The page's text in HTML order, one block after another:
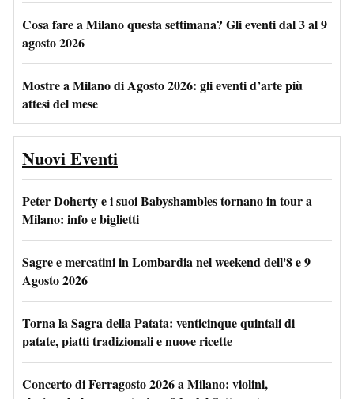
Cosa fare a Milano questa settimana? Gli eventi dal 3 al 9
agosto 2026
Mostre a Milano di Agosto 2026: gli eventi d’arte più
attesi del mese
Nuovi Eventi
Peter Doherty e i suoi Babyshambles tornano in tour a
Milano: info e biglietti
Sagre e mercatini in Lombardia nel weekend dell'8 e 9
Agosto 2026
Torna la Sagra della Patata: venticinque quintali di
patate, piatti tradizionali e nuove ricette
Concerto di Ferragosto 2026 a Milano: violini,